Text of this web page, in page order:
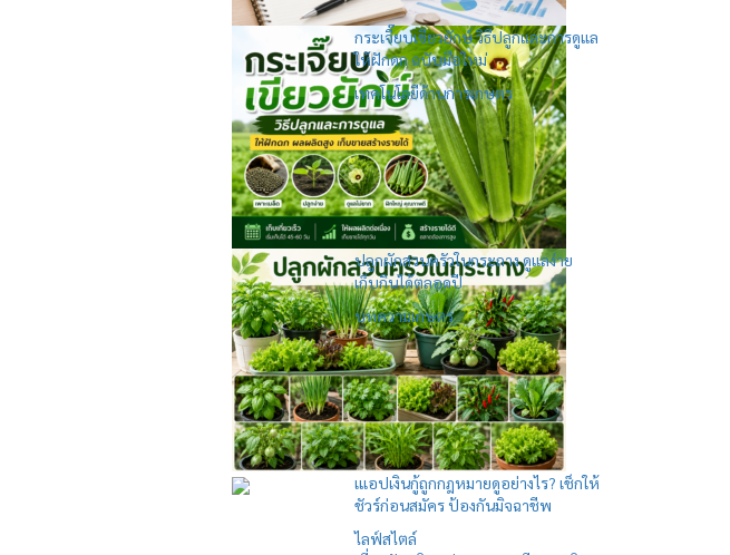
กระเจี๊ยบเขียวยักษ์ วิธีปลูกและการดูแล
ให้ฝักดก ฉบับมือใหม่
เทคโนโลยีด้านการเกษตร
ปลูกผักสวนครัวในกระถาง ดูแลง่าย
เก็บกินได้ตลอดปี
บทความเกษตร
เแอปเงินกู้ถูกกฎหมายดูอย่างไร? เช็กให้
ชัวร์ก่อนสมัคร ป้องกันมิจฉาชีพ
ไลฟ์สไตล์